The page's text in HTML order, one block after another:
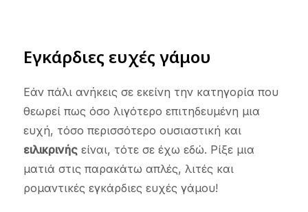
Εγκάρδιες ευχές γάμου
Εάν πάλι ανήκεις σε εκείνη την κατηγορία που
θεωρεί πως όσο λιγότερο επιτηδευμένη μια
ευχή, τόσο περισσότερο ουσιαστική και
ειλικρινήςείναι, τότε σε έχω εδώ. Ρίξε μια
ματιά στις παρακάτω απλές, λιτές και
ρομαντικές εγκάρδιες ευχές γάμου!